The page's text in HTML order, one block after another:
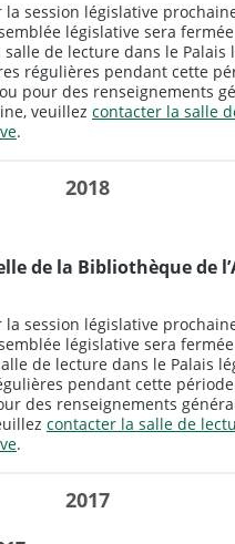
session législative
législative sera
salle de lecture dans le Palais
régulières pendant cette
pour des renseignements
veuillez contacter la salle
.
2018
de la Bibliothèque de
session législative
législative sera
de lecture dans le Palais
pendant cette
des renseignements
contacter la salle de
.
2017